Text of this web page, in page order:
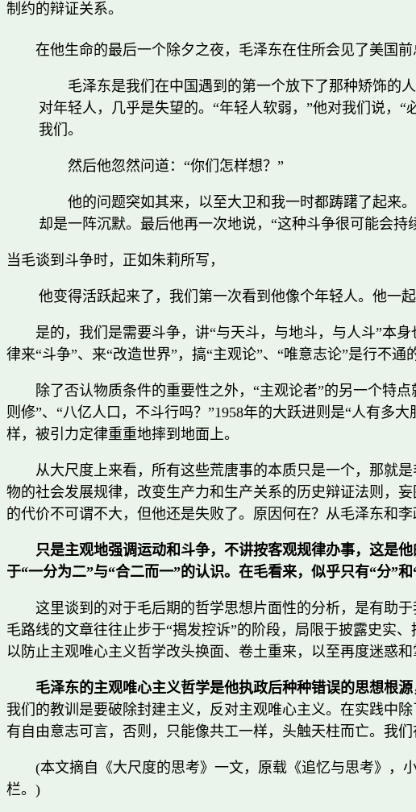
制约的辩证关系。
在他生命的最后一个除夕之夜，毛泽东在住所会见了美国
毛泽东是我们在中国遇到的第一个放下了那种矫饰的
对年轻人，几乎是失望的。“年轻人软弱，”他对我们说
我们。
然后他忽然问道：“你们怎样想？”
他的问题突如其来，以至大卫和我一时都踌躇了起来
却是一阵沉默。最后他再一次地说，“这种斗争很可能会持
当毛谈到斗争时，正如朱莉所写，
他变得活跃起来了，我们第一次看到他像个年轻人。他一
是的，我们是需要斗争，讲“与天斗，与地斗，与人斗”本
律来“斗争”、来“改造世界”，搞“主观论”、“唯意志论”是行不通
除了否认物质条件的重要性之外，“主观论者”的另一个特
则修”、“八亿人口，不斗行吗？”1958年的大跃进则是“人有多
样，被引力定律重重地摔到地面上。
从大尺度上来看，所有这些荒唐事的本质只是一个，那就
物的社会发展规律，改变生产力和生产关系的历史辩证法则，
的代价不可谓不大，但他还是失败了。原因何在？从毛泽东和
只是主观地强调运动和斗争，不讲按客观规律办事，这是
于“一分为二”与“合二而一”的认识。在毛看来，似乎只有“分”
这里谈到的对于毛后期的哲学思想片面性的分析，是有助
毛路线的文章往往止步于“揭发控诉”的阶段，局限于披露史实
以防止主观唯心主义哲学改头换面、卷土重来，以至再度迷惑和
毛泽东的主观唯心主义哲学是他执政后种种错误的思想根
我们的教训是要破除封建主义，反对主观唯心主义。在实践中
有自由意志可言，否则，只能像共工一样，头触天柱而亡。我
(本文摘自《大尺度的思考》一文，原载《追忆与思考》，
栏。)